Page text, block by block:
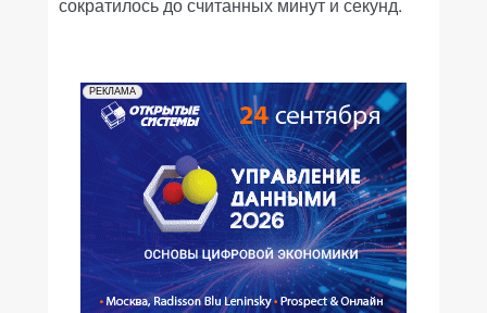
сократилось до считанных минут и секунд.
РЕКЛАМА